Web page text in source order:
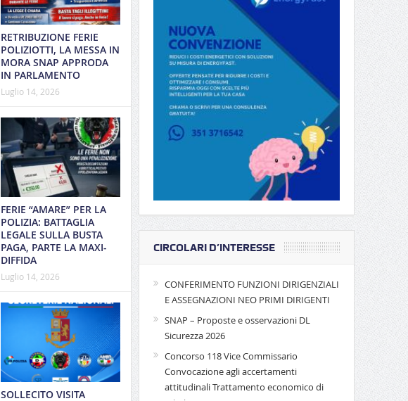
RETRIBUZIONE FERIE
POLIZIOTTI, LA MESSA IN
MORA SNAP APPRODA
IN PARLAMENTO
Luglio 14, 2026
FERIE “AMARE” PER LA
POLIZIA: BATTAGLIA
LEGALE SULLA BUSTA
PAGA, PARTE LA MAXI-
DIFFIDA
Luglio 14, 2026
SOLLECITO VISITA
CIRCOLARI D’INTERESSE
CONFERIMENTO FUNZIONI DIRIGENZIALI
E ASSEGNAZIONI NEO PRIMI DIRIGENTI
SNAP – Proposte e osservazioni DL
Sicurezza 2026
Concorso 118 Vice Commissario
Convocazione agli accertamenti
attitudinali Trattamento economico di